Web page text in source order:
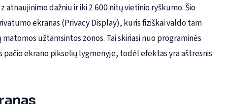
atnaujinimo dažniu ir iki 2 600 nitų vietinio ryškumo. Šio
ekranas (Privacy Display), kuris fiziškai valdo tam
užtamsintos zonos. Tai skiriasi nuo programinės
ekrano pikselių lygmenyje, todėl efektas yra aštresnis